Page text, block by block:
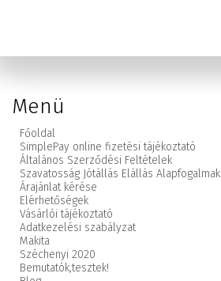
Menü
Főoldal
SimplePay online fizetési tájékoztató
Általános Szerződési Feltételek
Szavatosság Jótállás Elállás Alapfogalmak
Árajánlat kérése
Elérhetőségek
Vásárlói tájékoztató
Adatkezelési szabályzat
Makita
Széchenyi 2020
Bemutatók,tesztek!